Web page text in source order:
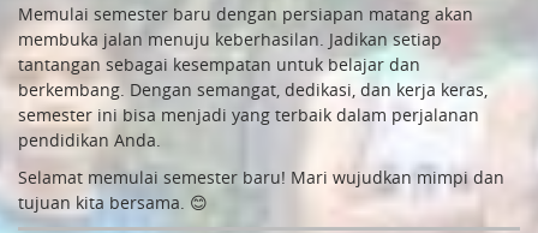
Memulai semester baru dengan persiapan matang akan
membuka jalan menuju keberhasilan. Jadikan setiap
tantangan sebagai kesempatan untuk belajar dan
berkembang. Dengan semangat, dedikasi, dan kerja keras,
semester ini bisa menjadi yang terbaik dalam perjalanan
pendidikan Anda.
Selamat memulai semester baru! Mari wujudkan mimpi dan
tujuan kita bersama. 😊